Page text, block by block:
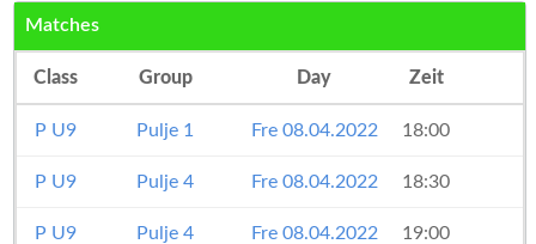
Matches
Class Group Day Zeit
P U9 Pulje 1 Fre 08.04.2022 18:00
P U9 Pulje 4 Fre 08.04.2022 18:30
P U9 Pulje 4 Fre 08.04.2022 19:00